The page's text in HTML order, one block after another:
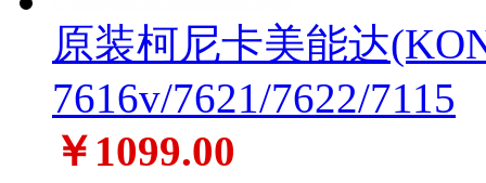
原装柯尼卡美能达
7616v/7621/7622/7115
￥1099.00